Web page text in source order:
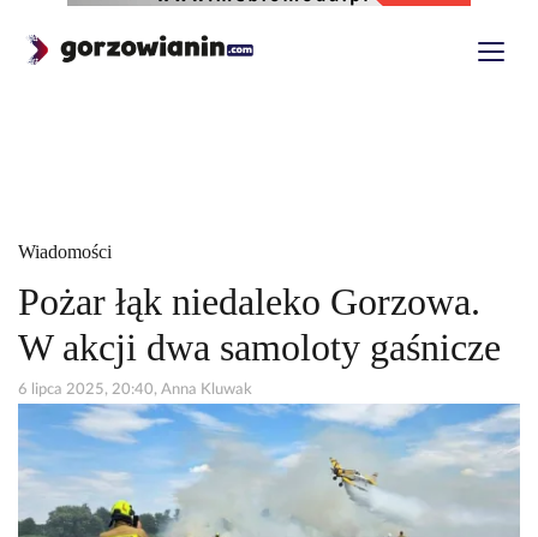
Wiadomości
Pożar łąk niedaleko Gorzowa.
W akcji dwa samoloty gaśnicze
6 lipca 2025, 20:40, Anna Kluwak